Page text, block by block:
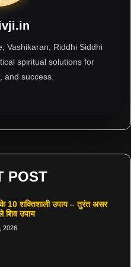
Vashikaran, Riddhi Siddhi
spiritual solutions for
and success.
POST
10 शक्तिशाली उपाय – तुरंत असर
शिव उपाय
2026